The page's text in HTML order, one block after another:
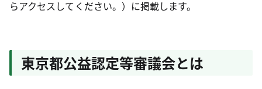
らアクセスしてください。）に掲載します。
東京都公益認定等審議会とは